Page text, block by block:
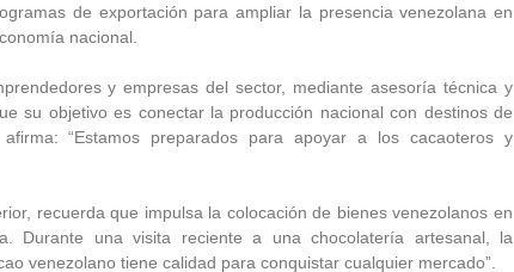
de exportación para ampliar la presencia venezolana en
nacional.
y empresas del sector, mediante asesoría técnica y
su objetivo es conectar la producción nacional con destinos de
“Estamos preparados para apoyar a los cacaoteros y
recuerda que impulsa la colocación de bienes venezolanos en
Durante una visita reciente a una chocolatería artesanal, la
venezolano tiene calidad para conquistar cualquier mercado”.